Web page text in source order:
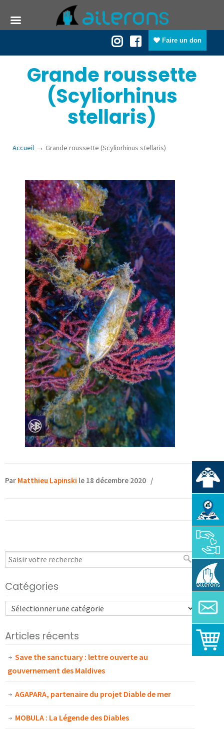
Faire un don
Grande roussette
(Scyliorhinus
stellaris)
Accueil → Grande roussette (Scyliorhinus stellaris)
Par Matthieu Lapinski le 18 décembre 2020 /
Catégories
Articles récents
Save the sanctuary : lettre ouverte au
gouvernement des Maldives
AGAPARA, partenaire du projet Diable de mer
MOBULA : La Légende des Diables